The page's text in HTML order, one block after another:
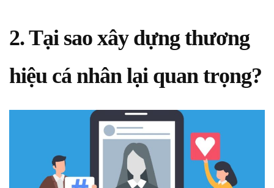
2. Tại sao xây dựng thương
hiệu cá nhân lại quan trọng?